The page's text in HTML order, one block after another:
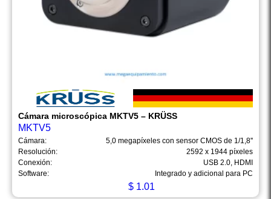
Cámara microscópica MKTV5 – KRÜSS
MKTV5
Cámara:
5,0 megapíxeles con sensor CMOS de 1/1,8''
Resolución:
2592 x 1944 píxeles
Conexión:
USB 2.0, HDMI
Software:
Integrado y adicional para PC
$ 1.01